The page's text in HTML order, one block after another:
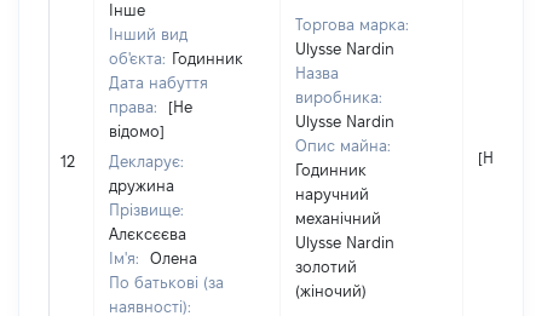
12
Інше
Інший вид
об'єкта: Годинник
Дата набуття
права:
[Не
відомо]
Декларує:
дружина
Прізвище:
Алєксєєва
Ім'я:
Олена
По батькові (за
наявності):
Торгова марка:
Ulysse Nardin
Назва
виробника:
Ulysse Nardin
Опис майна:
Годинник
наручний
механічний
Ulysse Nardin
золотий
(жіночий)
[Не